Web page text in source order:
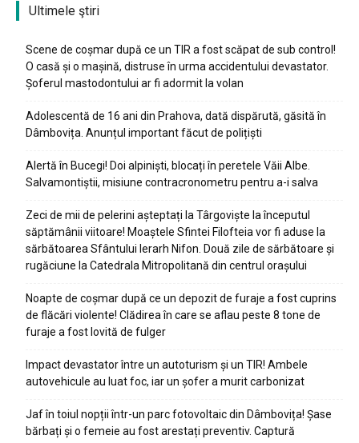
Ultimele ştiri
Scene de coșmar după ce un TIR a fost scăpat de sub control!
O casă și o mașină, distruse în urma accidentului devastator.
Șoferul mastodontului ar fi adormit la volan
Adolescentă de 16 ani din Prahova, dată dispărută, găsită în
Dâmbovița. Anunțul important făcut de polițiști
Alertă în Bucegi! Doi alpiniști, blocați în peretele Văii Albe.
Salvamontiștii, misiune contracronometru pentru a-i salva
Zeci de mii de pelerini așteptați la Târgoviște la începutul
săptămânii viitoare! Moaștele Sfintei Filofteia vor fi aduse la
sărbătoarea Sfântului Ierarh Nifon. Două zile de sărbătoare și
rugăciune la Catedrala Mitropolitană din centrul orașului
Noapte de coșmar după ce un depozit de furaje a fost cuprins
de flăcări violente! Clădirea în care se aflau peste 8 tone de
furaje a fost lovită de fulger
Impact devastator între un autoturism și un TIR! Ambele
autovehicule au luat foc, iar un șofer a murit carbonizat
Jaf în toiul nopții într-un parc fotovoltaic din Dâmbovița! Șase
bărbați și o femeie au fost arestați preventiv. Captură